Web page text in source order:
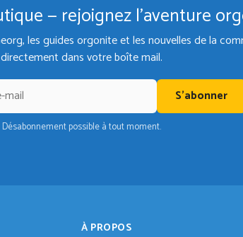
— rejoignez l'aventure
les guides orgonite et les nouvelles de la
directement dans votre boîte mail.
S'abonner
Désabonnement possible à tout moment.
À PROPOS